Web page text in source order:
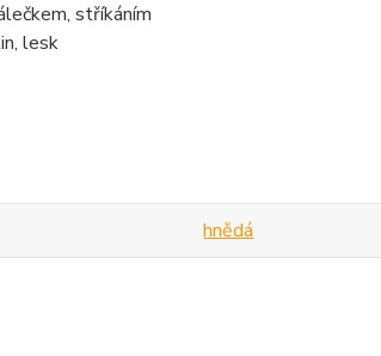
stříkáním
lesk
hnědá